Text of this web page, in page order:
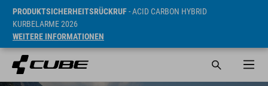
PRODUKTSICHERHEITSRÜCKRUF- ACID CARBON HYBRID
KURBELARME 2026
WEITERE INFORMATIONEN